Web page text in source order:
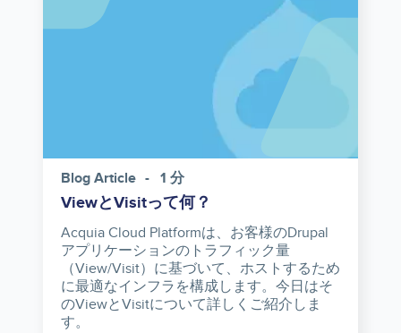
Blog Article 1 分
ViewとVisitって何？
Acquia Cloud Platformは、お客様のDrupal
アプリケーションのトラフィック量
（View/Visit）に基づいて、ホストするため
に最適なインフラを構成します。今日はそ
のViewとVisitについて詳しくご紹介しま
す。